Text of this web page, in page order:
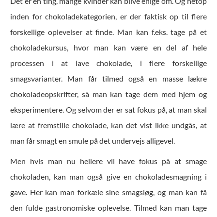
inden for chokoladekategorien, er der faktisk op til flere
forskellige oplevelser at finde. Man kan f.eks. tage på et
chokoladekursus, hvor man kan være en del af hele
processen i at lave chokolade, i flere forskellige
smagsvarianter. Man får tilmed også en masse lækre
chokoladeopskrifter, så man kan tage dem med hjem og
eksperimentere. Og selvom der er sat fokus på, at man skal
lære at fremstille chokolade, kan det vist ikke undgås, at
man får smagt en smule på det undervejs alligevel.
Men hvis man nu hellere vil have fokus på at smage
chokoladen, kan man også give en chokoladesmagning i
gave. Her kan man forkæle sine smagsløg, og man kan få
den fulde gastronomiske oplevelse. Tilmed kan man tage